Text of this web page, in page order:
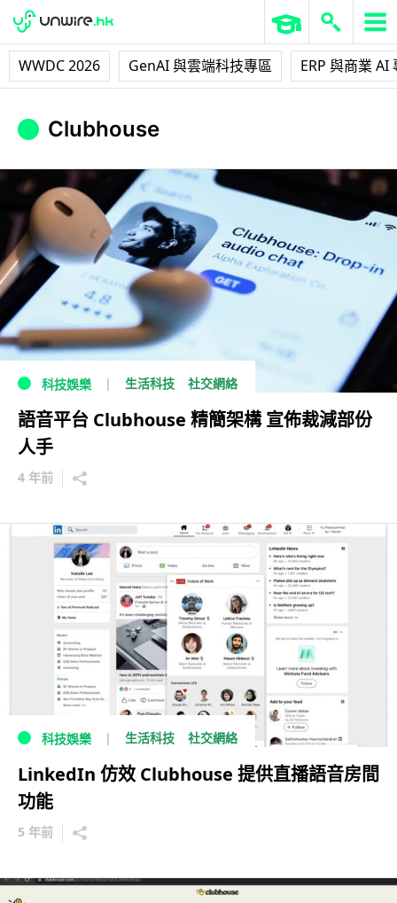
WWDC 2026 GenAI 與雲端科技專區 ERP 與商業 AI
Clubhouse
科技娛樂 生活科技 社交網絡
語音平台 Clubhouse 精簡架構 宣佈裁減部份
人手
4 年前
科技娛樂 生活科技 社交網絡
LinkedIn 仿效 Clubhouse 提供直播語音房間
功能
5 年前